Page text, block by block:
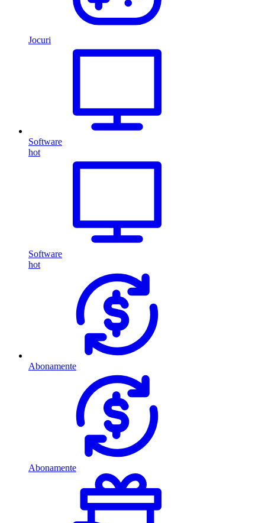
Jocuri
Software
hot
Software
hot
Abonamente
Abonamente